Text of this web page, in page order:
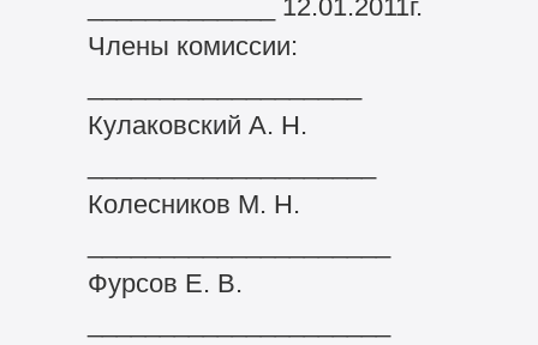
_____________ 12.01.2011г.
Члены комиссии:
Кулаковский А. Н.
Колесников М. Н.
Фурсов Е. В.